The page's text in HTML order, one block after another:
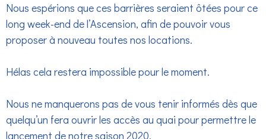
Nous espérions que ces barrières seraient ôtées pour ce
long week-end de l’Ascension, afin de pouvoir vous
proposer à nouveau toutes nos locations.
Hélas cela restera impossible pour le moment.
Nous ne manquerons pas de vous tenir informés dès que
quelqu’un fera ouvrir les accès au quai pour permettre le
lancement de notre saison 2020.